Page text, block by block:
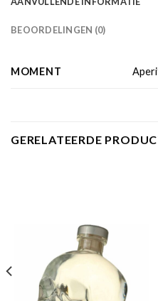
BEOORDELINGEN (0)
MOMENT
GERELATEERDE